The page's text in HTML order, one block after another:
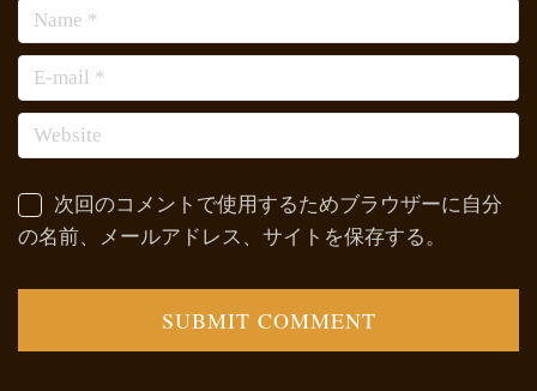
次回のコメントで使用するためブラウザーに自分
の名前、メールアドレス、サイトを保存する。